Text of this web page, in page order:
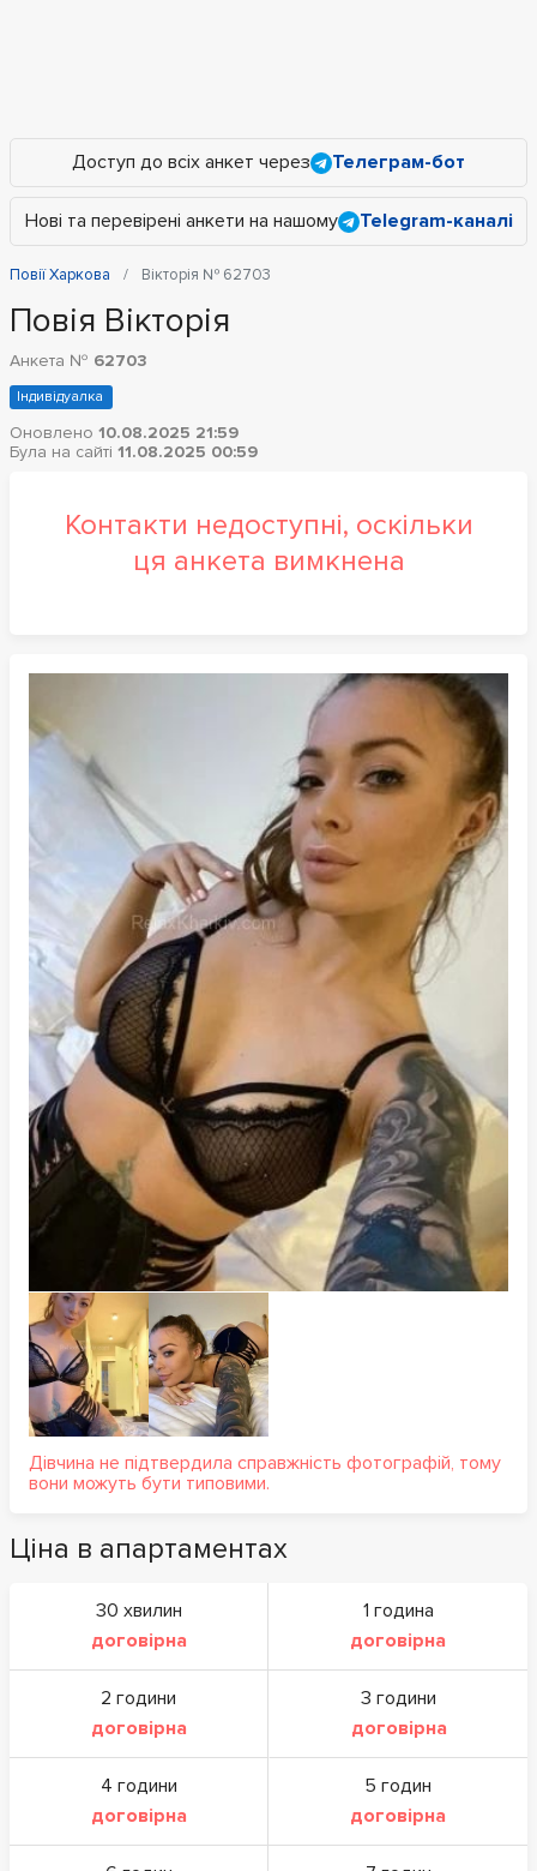
Доступ до всіх анкет через Телеграм-бот
Нові та перевірені анкети на нашому Telegram-каналі
Повії Харкова Вікторія № 62703
Повія Вікторія
Анкета № 62703
Індивідуалка
Оновлено 10.08.2025 21:59
Була на сайті 11.08.2025 00:59
Контакти недоступні, оскільки
ця анкета вимкнена
Дівчина не підтвердила справжність фотографій, тому
вони можуть бути типовими.
Ціна в апартаментах
30 хвилин
договірна
1 година
договірна
2 години
договірна
3 години
договірна
4 години
договірна
5 годин
договірна